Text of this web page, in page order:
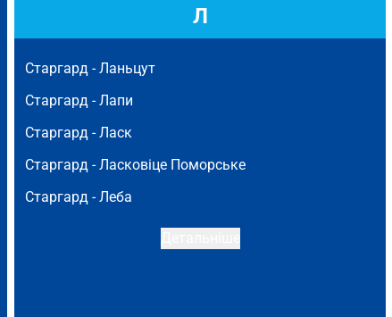
Л
Старгард -Ланьцут
Старгард -Лапи
Старгард -Ласк
Старгард -Ласковіце Поморське
Старгард -Леба